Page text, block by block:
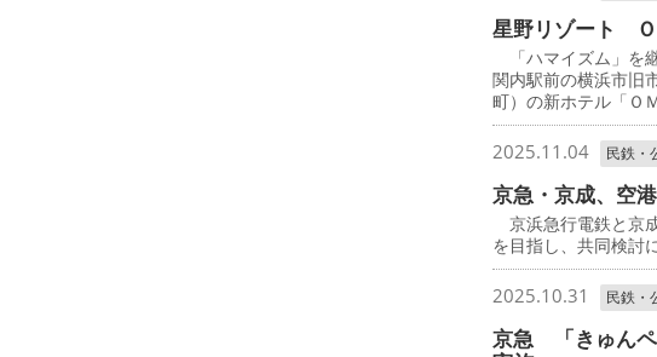
星野リゾート
「ハマイズム」を
関内駅前の横浜市旧
町）の新ホテル「Ｏ
2025.11.04 民鉄・
京急・京成、空
京浜急行電鉄と京
を目指し、共同検討
2025.10.31 民鉄・
京急 「きゅん